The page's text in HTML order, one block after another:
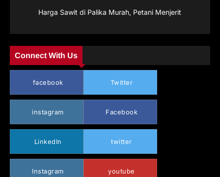
Harga Sawit di Palika Murah, Petani Menjerit
Connect With Us
facebook Twitter
instagram Facebook
LinkedIn twitter
Instagram youtube